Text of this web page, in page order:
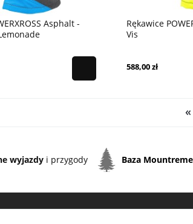
Asphalt -
Rękawice
Vis
588,00 zł
«
wyjazdyi przygody Baza Mountreme